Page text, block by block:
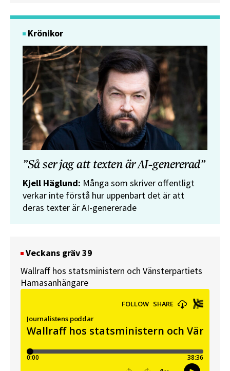
Krönikor
”Så ser jag att texten är AI-genererad”
Kjell Häglund: Många som skriver offentligt
verkar inte förstå hur uppenbart det är att
deras texter är AI-genererade
Veckans gräv 39
Wallraff hos statsministern och Vänsterpartiets
Hamasanhängare